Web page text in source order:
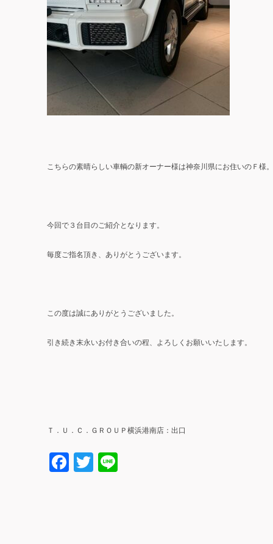
こちらの素晴らしい車輌の新オーナー様は神奈川県にお住いのＦ様
今回で３台目のご紹介となります。
毎度ご指名頂き、ありがとうございます。
この度は誠にありがとうございました。
引き続き末永いお付き合いの程、よろしくお願いいたします。
Ｔ．Ｕ．Ｃ．ＧＲＯＵＰ横浜港南店：出口
Facebook
Twitter